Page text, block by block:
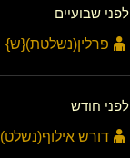
לפני שבועיים
פרלין​(נשלטת)​{ש}
לפני חודש
דורש אילוף​(נשלט)